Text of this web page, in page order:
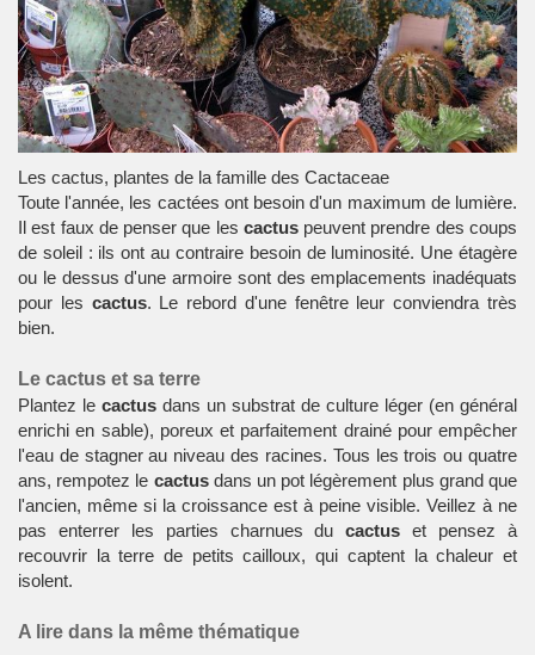
Les cactus, plantes de la famille des Cactaceae
Toute l'année, les cactées ont besoin d'un maximum de lumière.
Il est faux de penser que les cactuspeuvent prendre des coups
de soleil : ils ont au contraire besoin de luminosité. Une étagère
ou le dessus d'une armoire sont des emplacements inadéquats
pour les cactus. Le rebord d'une fenêtre leur conviendra très
bien.
Le cactus et sa terre
Plantez le cactus dans un substrat de culture léger (en général
enrichi en sable), poreux et parfaitement drainé pour empêcher
l'eau de stagner au niveau des racines. Tous les trois ou quatre
ans, rempotez le cactusdans un pot légèrement plus grand que
l'ancien, même si la croissance est à peine visible. Veillez à ne
pas enterrer les parties charnues ducactus et pensez à
recouvrir la terre de petits cailloux, qui captent la chaleur et
isolent.
A lire dans la même thématique